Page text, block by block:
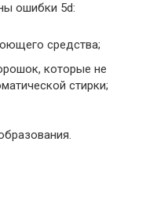
ошибки 5d:
средства;
которые не
стирки;